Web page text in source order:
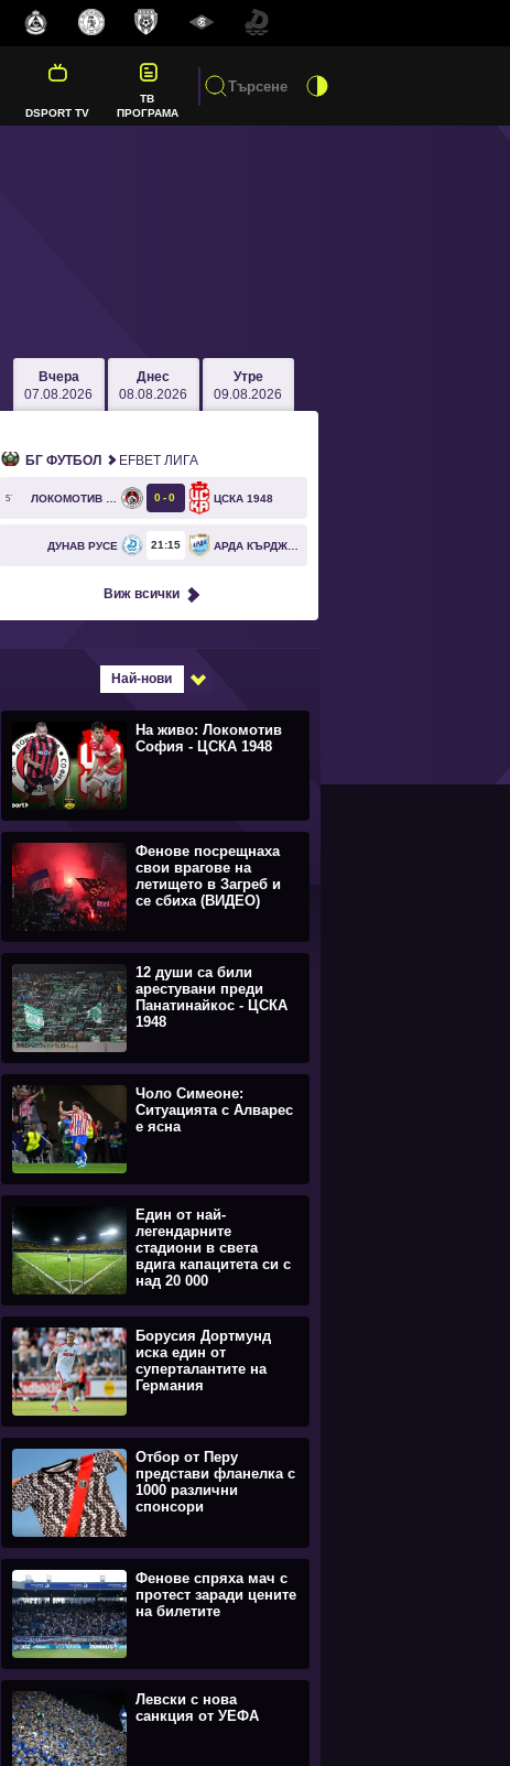
DSPORT TV
ТВ
ПРОГРАМА
Вчера
07.08.2026
Днес
08.08.2026
Утре
09.08.2026
БГ ФУТБОЛ EFBET ЛИГА
5` 0 0 ЦСКА 1948
ДУНАВ РУСЕ 21 15
Виж всички
Най-нови
На живо: Локомотив
София - ЦСКА 1948
Фенове посрещнаха
свои врагове на
летището в Загреб и
се сбиха (ВИДЕО)
12 души са били
арестувани преди
Панатинайкос - ЦСКА
1948
Чоло Симеоне:
Ситуацията с Алварес
е ясна
Един от най-
легендарните
стадиони в света
вдига капацитета си с
над 20 000
Борусия Дортмунд
иска един от
суперталантите на
Германия
Отбор от Перу
представи фланелка с
1000 различни
спонсори
Фенове спряха мач с
протест заради цените
на билетите
Левски с нова
санкция от УЕФА